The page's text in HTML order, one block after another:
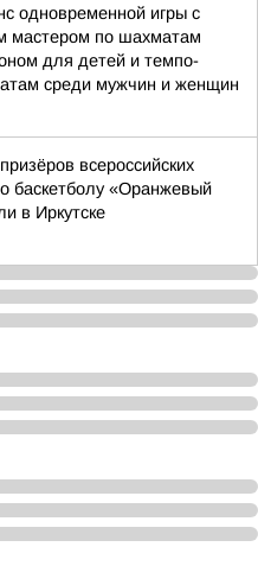
одновременной игры с
мастером по шахматам
для детей и темпо-
среди мужчин и женщин
всероссийских
баскетболу «Оранжевый
в Иркутске